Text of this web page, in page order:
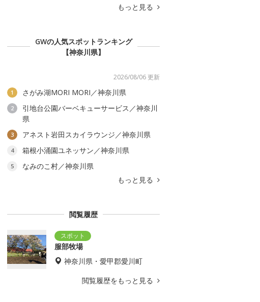
もっと見る
GWの人気スポットランキング
【神奈川県】
2026/08/06 更新
1 さがみ湖MORI MORI／神奈川県
2
引地台公園バーベキューサービス／神奈川
県
3 アネスト岩田スカイラウンジ／神奈川県
4 箱根小涌園ユネッサン／神奈川県
5
なみのこ村／神奈川県
もっと見る
閲覧履歴
服部牧場
神奈川県・愛甲郡愛川町
閲覧履歴をもっと見る